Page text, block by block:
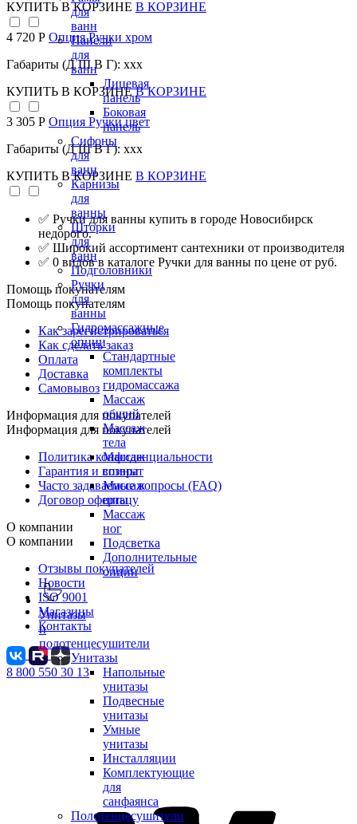
для
ванн
Панели
для
ванн
Лицевая
панель
Боковая
панель
Сифоны
для
ванн
Карнизы
для
ванны
Шторки
для
ванн
Подголовники
Ручки
для
ванны
Гидромассажные
опции
Стандартные
комплекты
гидромассажа
Массаж
общий
Массаж
тела
Массаж
спины
Массаж
шиацу
Массаж
ног
Подсветка
Дополнительные
опции
Унитазы
и
полотенцесушители
Унитазы
Напольные
унитазы
Подвесные
унитазы
Умные
унитазы
Инсталляции
Комплектующие
для
санфаянса
Полотенцесушители
КУПИТЬ В КОРЗИНЕ В КОРЗИНЕ
4 720 Р Опция Ручки хром
Габариты (Д Ш В Г): xxx
КУПИТЬ В КОРЗИНЕ В КОРЗИНЕ
3 305 Р Опция Ручки цвет
Габариты (Д Ш В Г): xxx
КУПИТЬ В КОРЗИНЕ В КОРЗИНЕ
✅ Ручки для ванны купить в городе Новосибирск
недорого.
✅ Широкий ассортимент сантехники от производителя
✅ 0 видов в каталоге Ручки для ванны по цене от руб.
Помощь покупателям
Помощь покупателям
Как зарегистрироваться
Как сделать заказ
Оплата
Доставка
Самовывоз
Информация для покупателей
Информация для покупателей
Политика конфиденциальности
Гарантия и возврат
Часто задаваемые вопросы (FAQ)
Договор оферты
О компании
О компании
Отзывы покупателей
Новости
ISO 9001
Магазины
Контакты
8 800 550 30 13